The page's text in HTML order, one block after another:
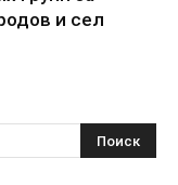
и сел